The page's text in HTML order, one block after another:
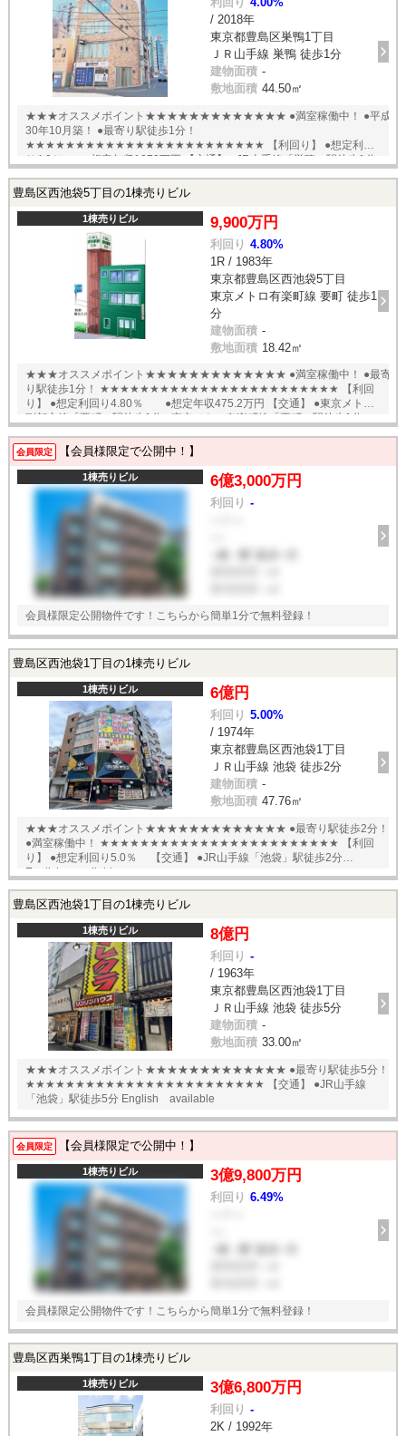
/ 2018年
東京都豊島区巣鴨1丁目
ＪＲ山手線 巣鴨 徒歩1分
建物面積 -
敷地面積 44.50㎡
★★★オススメポイント★★★★★★★★★★★★★ ●満室稼働中！ ●平成
30年10月築！ ●最寄り駅徒歩1分！
★★★★★★★★★★★★★★★★★★★★★★★★ 【利回り】 ●想定利回
り4.0％ ●想定年収1272万円 【交通】 ●JR山手線「巣鴨」駅徒歩1分
豊島区西池袋5丁目の1棟売りビル
1棟売りビル 9,900万円
利回り 4.80%
1R / 1983年
東京都豊島区西池袋5丁目
東京メトロ有楽町線 要町 徒歩1
分
建物面積 -
敷地面積 18.42㎡
★★★オススメポイント★★★★★★★★★★★★★ ●満室稼働中！ ●最寄
り駅徒歩1分！ ★★★★★★★★★★★★★★★★★★★★★★★★ 【利回
り】 ●想定利回り4.80％ ●想定年収475.2万円 【交通】 ●東京メトロ
副都心線「要町」駅徒歩1分 ●東京メトロ有楽町線「要町」駅徒歩1分
会員限定 【会員様限定で公開中！】
1棟売りビル 6億3,000万円
利回り -
--線 --駅 徒歩--分
会員様限定公開物件です！こちらから簡単1分で無料登録！
豊島区西池袋1丁目の1棟売りビル
1棟売りビル 6億円
利回り 5.00%
/ 1974年
東京都豊島区西池袋1丁目
ＪＲ山手線 池袋 徒歩2分
建物面積 -
敷地面積 47.76㎡
★★★オススメポイント★★★★★★★★★★★★★ ●最寄り駅徒歩2分！
●満室稼働中！ ★★★★★★★★★★★★★★★★★★★★★★★★ 【利回
り】 ●想定利回り5.0％ 【交通】 ●JR山手線「池袋」駅徒歩2分
English available
豊島区西池袋1丁目の1棟売りビル
1棟売りビル 8億円
利回り -
/ 1963年
東京都豊島区西池袋1丁目
ＪＲ山手線 池袋 徒歩5分
建物面積 -
敷地面積 33.00㎡
★★★オススメポイント★★★★★★★★★★★★★ ●最寄り駅徒歩5分！
★★★★★★★★★★★★★★★★★★★★★★★★ 【交通】 ●JR山手線
「池袋」駅徒歩5分 English available
会員限定 【会員様限定で公開中！】
1棟売りビル 3億9,800万円
利回り 6.49%
会員様限定公開物件です！こちらから簡単1分で無料登録！
豊島区西巣鴨1丁目の1棟売りビル
1棟売りビル 3億6,800万円
利回り -
2K / 1992年